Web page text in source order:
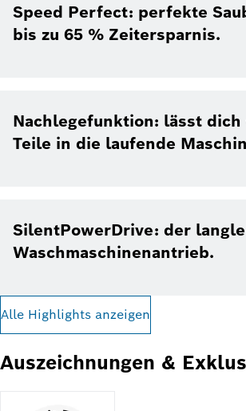
Speed Perfect: perfekte
bis zu 65 % Zeitersparnis.
Nachlegefunktion: lässt dich
Teile in die laufende
SilentPowerDrive: der
Waschmaschinenantrieb.
Alle Highlights anzeigen
Auszeichnungen &